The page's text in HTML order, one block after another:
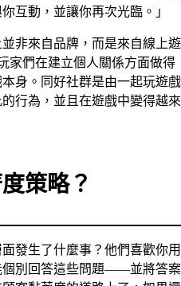
互動，並讓你再次光臨。」
非來自品牌，而是來自線上遊
家們在建立個人關係方面做得
身。同好社群是由一起玩遊戲
行為，並且在遊戲中變得越來
策略？
發生了什麼事？他們喜歡你用
個別回答這些問題——並將答案